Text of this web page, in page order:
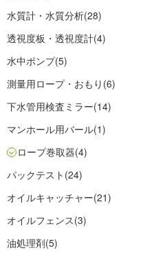
水質計・水質分析(28)
透視度板・透視度計(4)
水中ポンプ(5)
測量用ロープ・おもり (6)
下水管用検査ミラー(14)
マンホール用バール(1)
ロープ巻取器(4)
パックテスト (24)
オイルキャッチャー(21)
オイルフェンス(3)
油処理剤(5)